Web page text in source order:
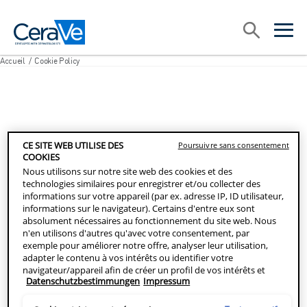
open
open
Recherche
Accueil / Cookie Policy
CE SITE WEB UTILISE DES
COOKIES
Nous utilisons sur notre site web des cookies et des
technologies similaires pour enregistrer et/ou collecter des
informations sur votre appareil (par ex. adresse IP, ID utilisateur,
informations sur le navigateur). Certains d'entre eux sont
absolument nécessaires au fonctionnement du site web. Nous
n'en utilisons d'autres qu'avec votre consentement, par
exemple pour améliorer notre offre, analyser leur utilisation,
adapter le contenu à vos intérêts ou identifier votre
navigateur/appareil afin de créer un profil de vos intérêts et
vous montrer des publicités pertinentes sur d'autres offres en
Datenschutzbestimmungen Impressum
Poursuivre sans consentement